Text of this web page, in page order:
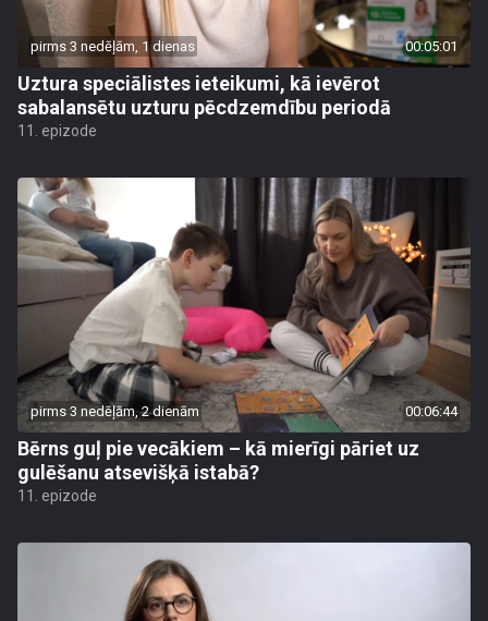
pirms 3 nedēļām, 1 dienas 00:05:01
Uztura speciālistes ieteikumi, kā ievērot
sabalansētu uzturu pēcdzemdību periodā
11. epizode
pirms 3 nedēļām, 2 dienām 00:06:44
Bērns guļ pie vecākiem – kā mierīgi pāriet uz
gulēšanu atsevišķā istabā?
11. epizode